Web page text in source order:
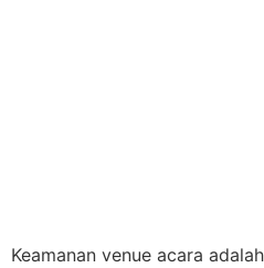
Keamanan venue acara